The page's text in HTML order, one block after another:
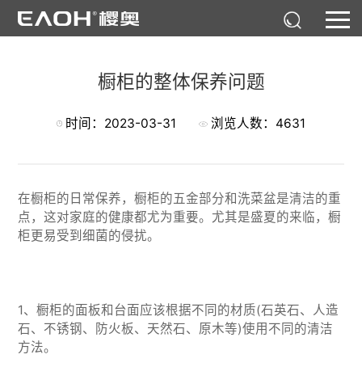
橱柜的整体保养问题
时间：2023-03-31 浏览人数：4631
在橱柜的日常保养，橱柜的五金部分和洗菜盆是清洁的重
点，这对家庭的健康都尤为重要。尤其是盛夏的来临，橱
柜更易受到细菌的侵扰。
1、橱柜的面板和台面应该根据不同的材质(石英石、人造
石、不锈钢、防火板、天然石、原木等)使用不同的清洁
方法。